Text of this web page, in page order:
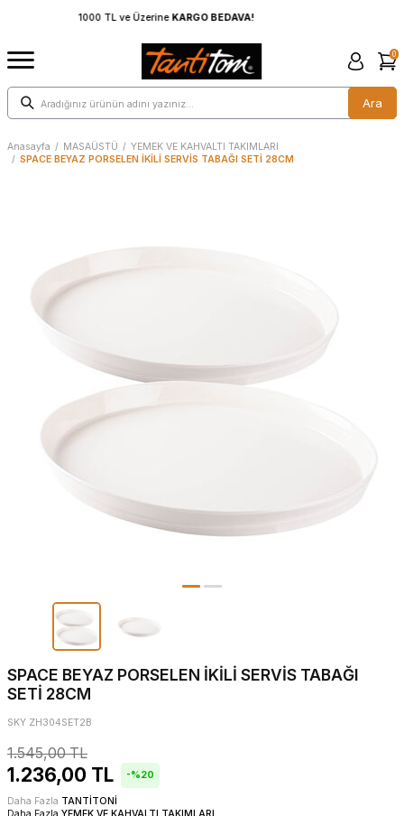
1000 TL ve ÜzerineKARGO BEDAVA!
Ara
0
Anasayfa / MASAÜSTÜ / YEMEK VE KAHVALTI TAKIMLARI
/ SPACE BEYAZ PORSELEN İKİLİ SERVİS TABAĞI SETİ 28CM
SPACE BEYAZ PORSELEN İKİLİ SERVİS TABAĞI
SETİ 28CM
SKY ZH304SET2B
1.545,00TL
1.236,00 TL -%20
Daha Fazla TANTİTONİ